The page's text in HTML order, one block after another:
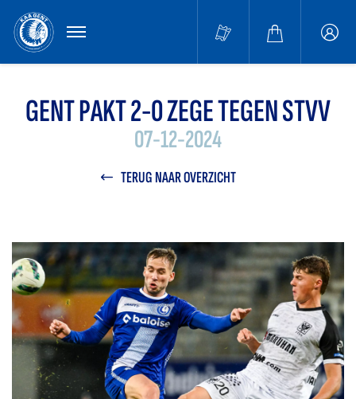
MENU
GENT PAKT 2-0 ZEGE TEGEN STVV
07-12-2024
TERUG NAAR OVERZICHT